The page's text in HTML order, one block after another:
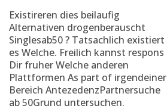
Existireren dies beilaufig
Alternativen drogenberauscht
Singlesab50 ? Tatsachlich existiert
es Welche. Freilich kannst respons
Dir fruher Welche anderen
Plattformen As part of irgendeiner
Bereich AntezedenzPartnersuche
ab 50Grund untersuchen.